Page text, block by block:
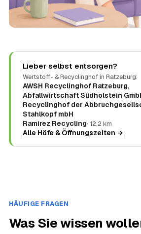
Lieber selbst entsorgen?
Wertstoff- & Recyclinghof in Ratzeburg:
AWSH Recyclinghof Ratzeburg,
Abfallwirtschaft Südholstein
Recyclinghof der
Stahlkopf mbH
Ramirez Recycling· 12,2 km
Alle Höfe & Öffnungszeiten →
HÄUFIGE FRAGEN
Was Sie wissen